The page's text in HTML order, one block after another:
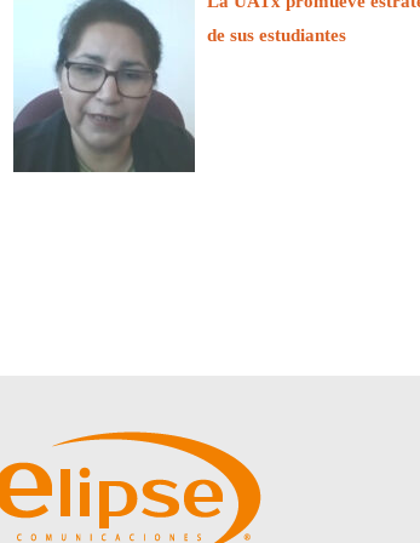
de sus estudiantes